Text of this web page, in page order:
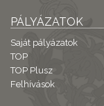
PÁLYÁZATOK
Saját pályázatok
TOP
TOP Plusz
Felhívások